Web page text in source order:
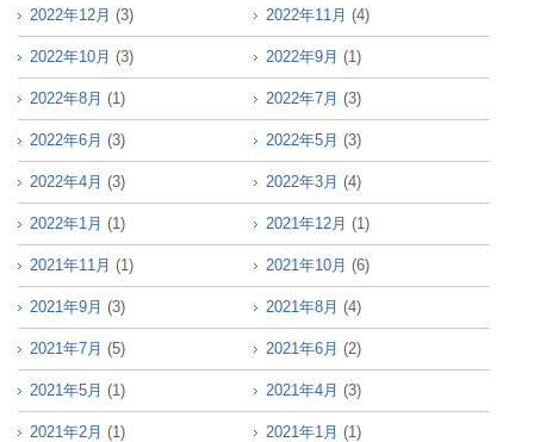
2022年12月 (3) 2022年11月 (4)
2022年10月 (3) 2022年9月 (1)
2022年8月 (1) 2022年7月 (3)
2022年6月 (3) 2022年5月 (3)
2022年4月 (3) 2022年3月 (4)
2022年1月 (1) 2021年12月 (1)
2021年11月 (1) 2021年10月 (6)
2021年9月 (3) 2021年8月 (4)
2021年7月 (5) 2021年6月 (2)
2021年5月 (1) 2021年4月 (3)
2021年2月 (1) 2021年1月 (1)